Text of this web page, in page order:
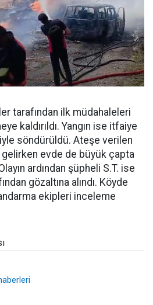
tarafından ilk müdahaleleri
kaldırıldı. Yangın ise itfaiye
söndürüldü. Ateşe verilen
gelirken evde de büyük çapta
ardından şüpheli S.T. ise
gözaltına alındı. Köyde
ekipleri inceleme